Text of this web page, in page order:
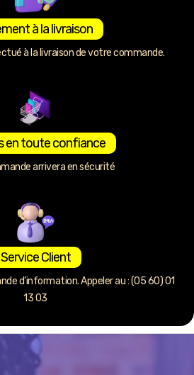
à la livraison
à la livraison de votre commande.
en toute confiance
arrivera en sécurité
Service Client
d’information. Appeler au : (05 60) 01
13 03